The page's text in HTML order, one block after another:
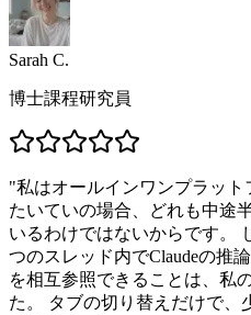
Sarah C.
博士課程研究員
"私はオールインワンプラット
たいていの場合、どれも中途
いるわけではないからです。
つのスレッド内でClaudeの推
を相互参照できることは、私
た。 タブの切り替えだけで、